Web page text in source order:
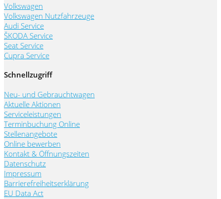
Volkswagen
Volkswagen Nutzfahrzeuge
Audi Service
ŠKODA Service
Seat Service
Cupra Service
Schnellzugriff
Neu- und Gebrauchtwagen
Aktuelle Aktionen
Serviceleistungen
Terminbuchung Online
Stellenangebote
Online bewerben
Kontakt & Öffnungszeiten
Datenschutz
Impressum
Barrierefreiheitserklärung
EU Data Act